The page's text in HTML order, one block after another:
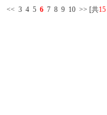
<< 3 4 5 6 7 8 9 10 >> [共15